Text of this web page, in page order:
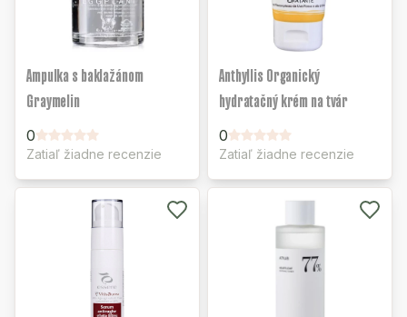
Ampulka s baklažánom
Graymelin
0
Zatiaľ žiadne recenzie
Anthyllis Organický
hydratačný krém na tvár
0
Zatiaľ žiadne recenzie